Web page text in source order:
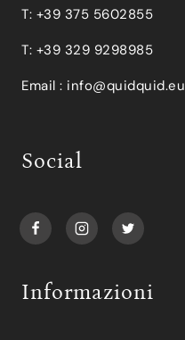
T: +39 375 5602855
T: +39 329 9298985
Email : info@quidquid.eu
Social
Informazioni